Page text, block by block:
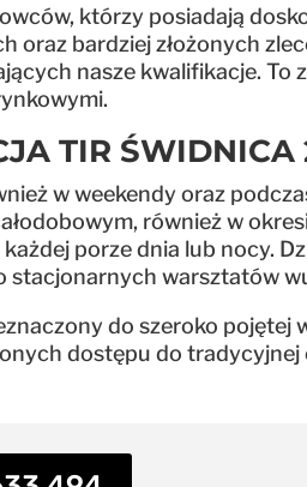
którzy posiadają
bardziej złożonych
nasze kwalifikacje. To
TIR ŚWIDNICA
w weekendy oraz
również w
porze dnia lub nocy.
stacjonarnych warsztatów
do szeroko pojętej
dostępu do tradycyjnej